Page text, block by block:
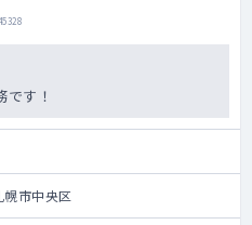
す！
幌市中央区